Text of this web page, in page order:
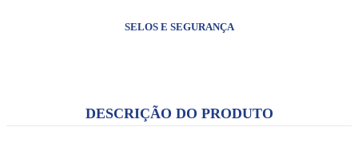
SELOS E SEGURANÇA
DESCRIÇÃO DO PRODUTO